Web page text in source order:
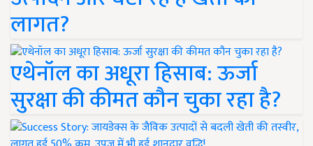
लागत?
एथेनॉल का अधूरा हिसाब: ऊर्जा
सुरक्षा की कीमत कौन चुका रहा है?